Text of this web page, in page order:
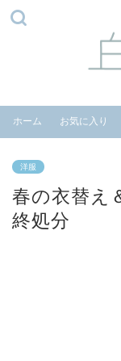
ホーム お気に入り
洋服
春の衣替え
終処分